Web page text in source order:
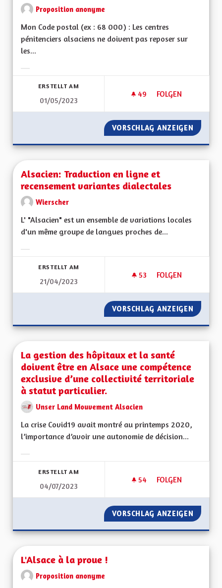
Proposition anonyme
Mon Code postal (ex : 68 000) : Les centres
pénitenciers alsaciens ne doivent pas reposer sur
les...
ERSTELLT AM
01/05/2023
49 49 FOLLOWER
FOLGEN
FINANCEMENT
VORSCHLAG ANZEIGEN
Alsacien: Traduction en ligne et
recensement variantes dialectales
Wierscher
L' "Alsacien" est un ensemble de variations locales
d'un même groupe de langues proches de...
ERSTELLT AM
21/04/2023
53 53 FOLLOWER
FOLGEN
ALSACIEN:
VORSCHLAG ANZEIGEN
La gestion des hôpitaux et la santé
doivent être en Alsace une compétence
exclusive d’une collectivité territoriale
à statut particulier.
Unser Land Mouvement Alsacien
La crise Covid19 avait montré au printemps 2020,
l’importance d’avoir une autonomie de décision...
ERSTELLT AM
04/07/2023
54 54 FOLLOWER
FOLGEN
LA GESTION DES
VORSCHLAG ANZEIGEN LA
L'Alsace à la proue !
Proposition anonyme